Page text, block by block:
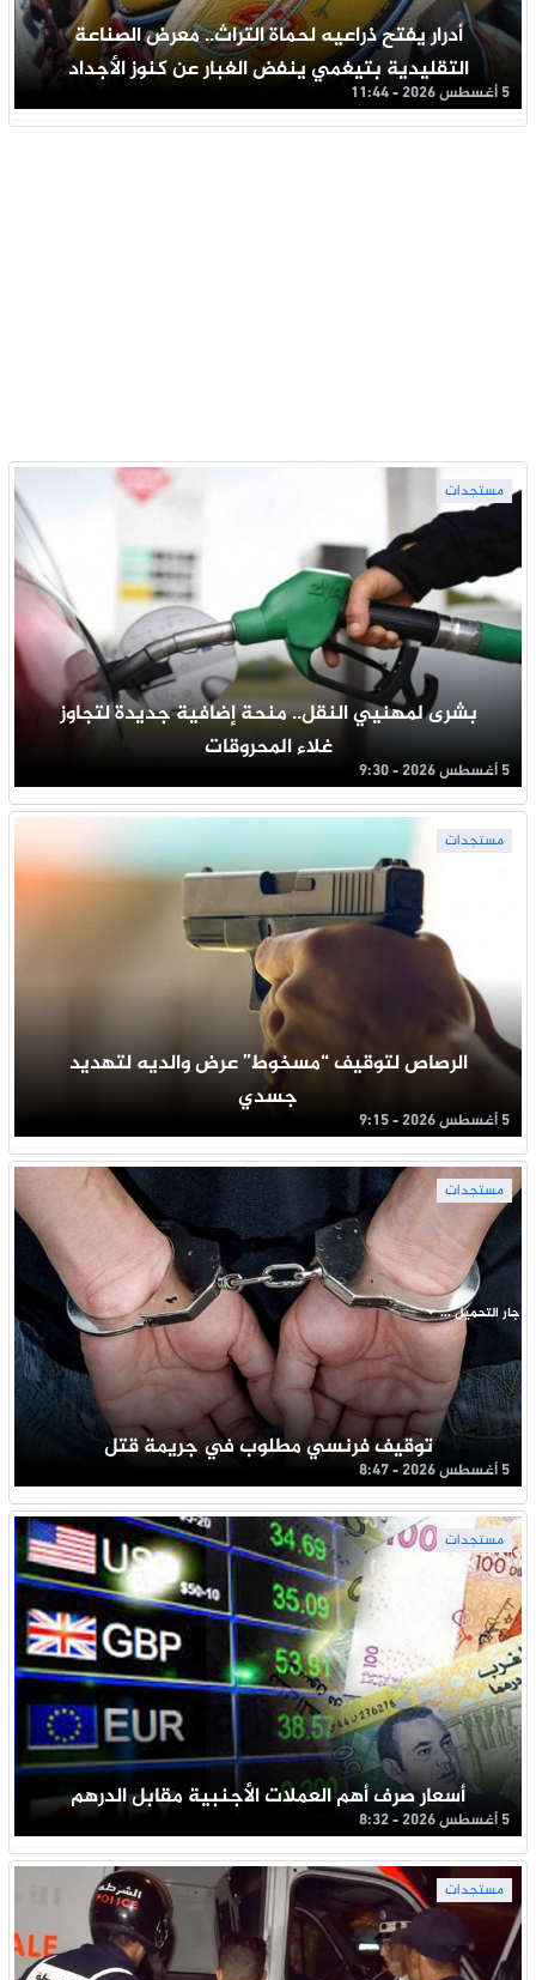
أدرار يفتح ذراعيه لحماة التراث.. معرض الصناعة
التقليدية بتيغمي ينفض الغبار عن كنوز الأجداد
5 أغسطس 2026 - 11:44
مستجدات
بشرى لمهنيي النقل.. منحة إضافية جديدة لتجاوز
غلاء المحروقات
5 أغسطس 2026 - 9:30
مستجدات
الرصاص لتوقيف “مسخوط” عرض والديه لتهديد
جسدي
5 أغسطس 2026 - 9:15
مستجدات
توقيف فرنسي مطلوب في جريمة قتل
5 أغسطس 2026 - 8:47
مستجدات
أسعار صرف أهم العملات الأجنبية مقابل الدرهم
5 أغسطس 2026 - 8:32
مستجدات
جار التحميل ...